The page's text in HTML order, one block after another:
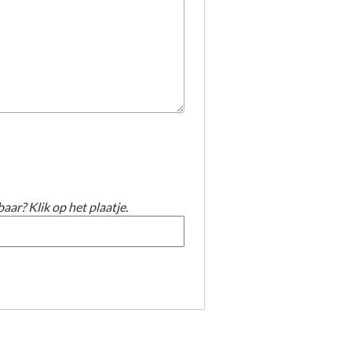
Klik op het plaatje.